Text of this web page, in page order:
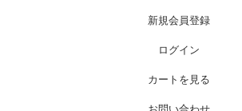
新規会員登録
ログイン
カートを見る